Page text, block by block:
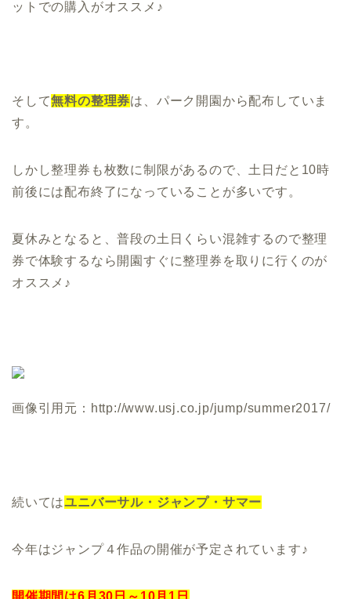
ットでの購入がオススメ♪
そして無料の整理券は、パーク開園から配布していま
す。
しかし整理券も枚数に制限があるので、土日だと10時
前後には配布終了になっていることが多いです。
夏休みとなると、普段の土日くらい混雑するので整理
券で体験するなら開園すぐに整理券を取りに行くのが
オススメ♪
画像引用元：http://www.usj.co.jp/jump/summer2017/
続いてはユニバーサル・ジャンプ・サマー
今年はジャンプ４作品の開催が予定されています♪